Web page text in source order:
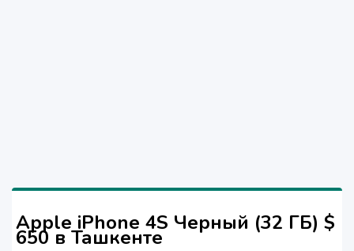
Apple iPhone 4S Черный (32 ГБ) $
650 в Ташкенте